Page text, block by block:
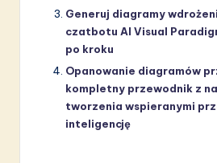
Generuj diagramy
czatbotu AI Visual
po kroku
Opanowanie diagramów
kompletny przewodnik z
tworzenia wspieranymi
inteligencję